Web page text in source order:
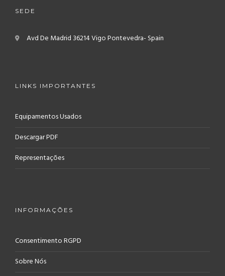
SEDE
Avd De Madrid 36214 VigoPontevedra- Spain
LINKS IMPORTANTES
Equipamentos Usados
Descargar PDF
Representações
INFORMAÇÕES
Consentimento RGPD
Sobre Nós